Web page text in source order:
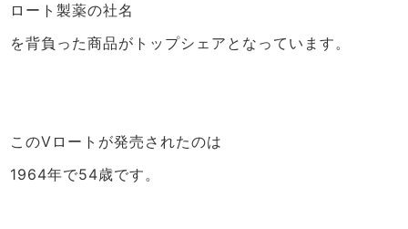
ロート製薬の社名
を背負った商品がトップシェアとなっています。
このVロートが発売されたのは
1964年で54歳です。